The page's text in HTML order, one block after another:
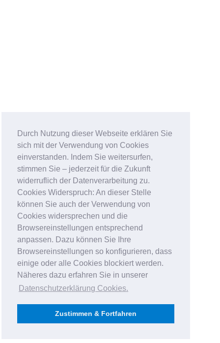
Durch Nutzung dieser Webseite erklären Sie
sich mit der Verwendung von Cookies
einverstanden. Indem Sie weitersurfen,
stimmen Sie – jederzeit für die Zukunft
widerruflich der Datenverarbeitung zu.
Cookies Widerspruch: An dieser Stelle
können Sie auch der Verwendung von
Cookies widersprechen und die
Browsereinstellungen entsprechend
anpassen. Dazu können Sie Ihre
Browsereinstellungen so konfigurieren, dass
einige oder alle Cookies blockiert werden.
Näheres dazu erfahren Sie in unserer
Datenschutzerklärung Cookies.
Zustimmen & Fortfahren